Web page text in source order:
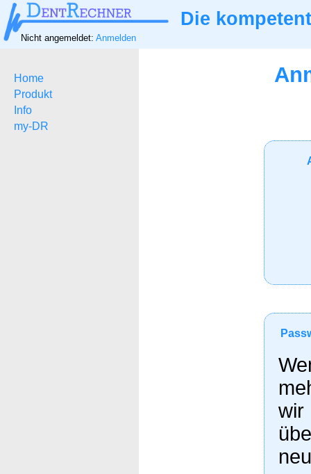
Die
Nicht angemeldet: Anmelden
Home
Produkt
Info
my-DR
wir